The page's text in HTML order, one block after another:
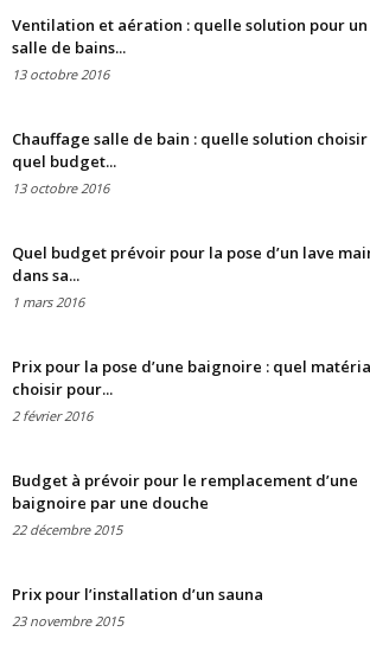
Ventilation et aération : quelle solution pour un
salle de bains...
13 octobre 2016
Chauffage salle de bain : quelle solution
quel budget...
13 octobre 2016
Quel budget prévoir pour la pose d’un lave
dans sa...
1 mars 2016
Prix pour la pose d’une baignoire : quel
choisir pour...
2 février 2016
Budget à prévoir pour le remplacement d’une
baignoire par une douche
22 décembre 2015
Prix pour l’installation d’un sauna
23 novembre 2015